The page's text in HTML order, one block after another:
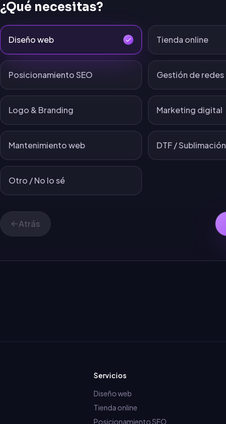
¿Qué necesitas?
Diseño web Tienda online
Posicionamiento SEO Gestión de redes
Logo & Branding Marketing digital
Mantenimiento web DTF / Sublimación
Otro / No lo sé
Atrás
Servicios
Diseño web
Tienda online
Posicionamiento SEO